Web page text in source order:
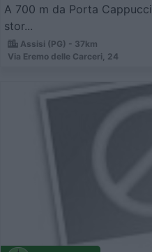
A 700 m da Porta
stor...
Assisi (PG) - 37km
Via Eremo delle Carceri, 24